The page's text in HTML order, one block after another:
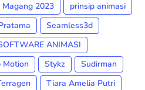
2023
prinsip animasi
Seamless3d
ANIMASI
Motion Stykz
Sudirman
Tiara Amelia Putri